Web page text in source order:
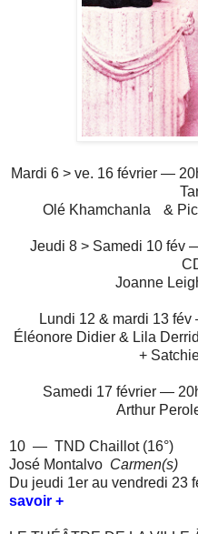
Mardi 6 > ve. 16 février —
Olé Khamchanla &
Jeudi 8 > Samedi 10
Joanne
Lundi 12 & mardi 13
Éléonore Didier & Lila
+
Samedi 17 février —
Arthur
10 — TND Chaillot (16°)
José Montalvo Carmen(s)
Du jeudi 1er au vendredi 23
savoir +